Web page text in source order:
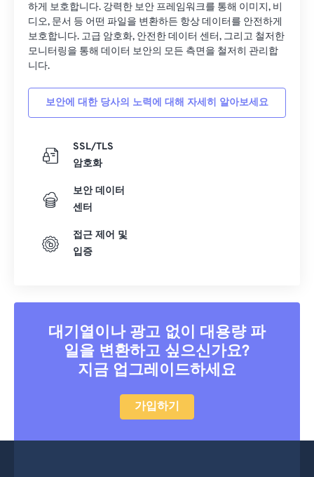
하게 보호합니다. 강력한 보안 프레임워크를 통해 이미지, 비
디오, 문서 등 어떤 파일을 변환하든 항상 데이터를 안전하게
보호합니다. 고급 암호화, 안전한 데이터 센터, 그리고 철저한
모니터링을 통해 데이터 보안의 모든 측면을 철저히 관리합
니다.
보안에 대한 당사의 노력에 대해 자세히 알아보세요
SSL/TLS
암호화
보안 데이터
센터
접근 제어 및
입증
대기열이나 광고 없이 대용량 파
일을 변환하고 싶으신가요?
지금 업그레이드하세요
가입하기